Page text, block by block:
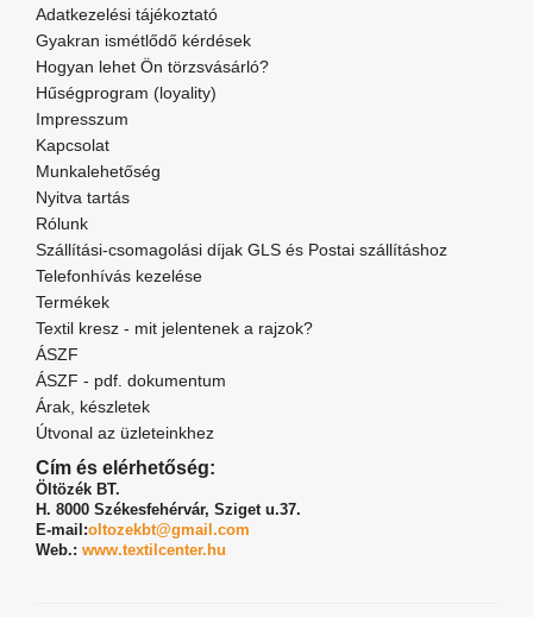
Adatkezelési tájékoztató
Gyakran ismétlődő kérdések
Hogyan lehet Ön törzsvásárló?
Hűségprogram (loyality)
Impresszum
Kapcsolat
Munkalehetőség
Nyitva tartás
Rólunk
Szállítási-csomagolási díjak GLS és Postai szállításhoz
Telefonhívás kezelése
Termékek
Textil kresz - mit jelentenek a rajzok?
ÁSZF
ÁSZF - pdf. dokumentum
Árak, készletek
Útvonal az üzleteinkhez
Cím és elérhetőség:
Öltözék BT.
H. 8000 Székesfehérvár, Sziget u.37.
E-mail:oltozekbt@gmail.com
Web.: www.textilcenter.hu